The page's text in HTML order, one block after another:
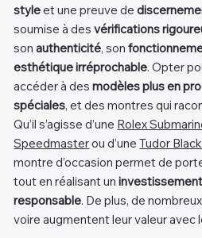
styleet une preuve de
soumise à desvérifications
sonauthenticité, son
esthétique irréprochable. Opter
accéder à desmodèles plus en
spéciales, et des montres qui
Qu’il s’agisse d’une Rolex
Speedmasterou d’uneTudor
montre d’occasion permet de
tout en réalisant un
responsable. De plus, de
voire augmentent leur valeur avec